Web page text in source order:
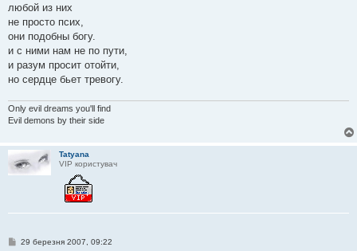
любой из них
не просто псих,
они подобны богу.
и с ними нам не по пути,
и разум просит отойти,
но сердце бьет тревогу.
Only evil dreams you'll find
Evil demons by their side
Tatyana
VIP користувач
П29 березня 2007, 09:22